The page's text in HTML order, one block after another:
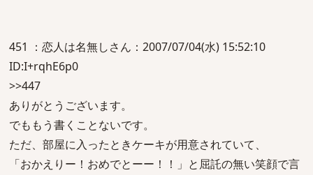
451 ：恋人は名無しさん：2007/07/04(水) 15:52:10
ID:I+rqhE6p0
>>447
ありがとうございます。
でももう書くことないです。
ただ、部屋に入ったときケーキが用意されていて、
「おかえりー！おめでとーー！！」と屈託の無い笑顔で言